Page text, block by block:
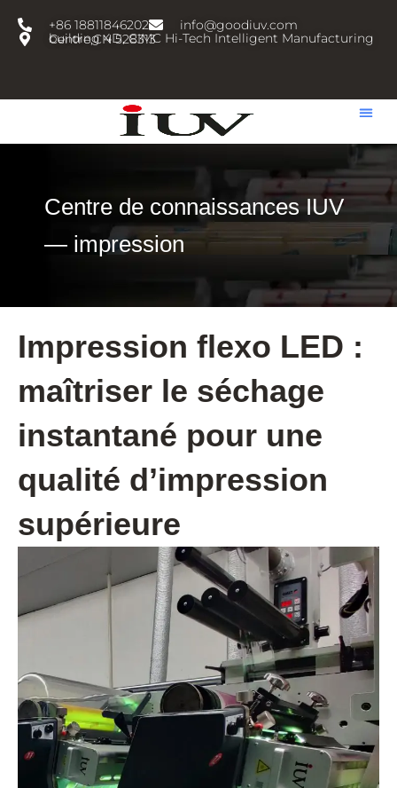
+86 18811846202
info@goodiuv.com
building 4D, CIMC Hi-Tech Intelligent Manufacturing Centre,CN 528313
Centre de connaissances IUV
— impression
Impression flexo LED :
maîtriser le séchage
instantané pour une
qualité d’impression
supérieure